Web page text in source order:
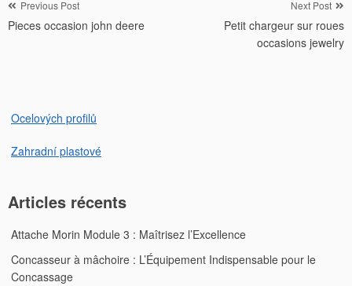
Navigation
de
Previous Post
Pieces occasion john deere
Next Post
Petit chargeur sur roues
occasions jewelry
Ocelových profilů
Zahradní plastové
Articles récents
Attache Morin Module 3 : Maîtrisez l’Excellence
Concasseur à mâchoire : L’Équipement Indispensable pour le
Concassage